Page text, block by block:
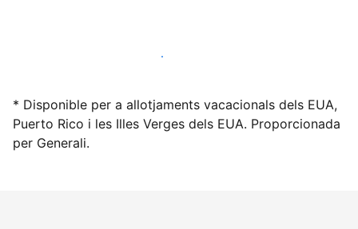
Lloga l'allotjament amb nosaltres avui mateix
* Disponible per a allotjaments vacacionals dels EUA,
Puerto Rico i les Illes Verges dels EUA. Proporcionada
per Generali.